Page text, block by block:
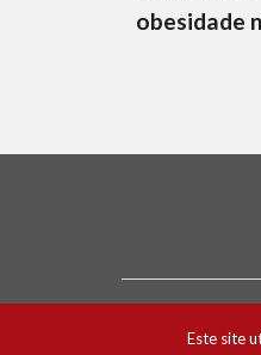
obesidade
Este site